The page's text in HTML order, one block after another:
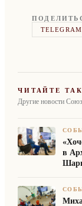
TELEGRAM
ЧИТАЙТЕ
Другие новости
в